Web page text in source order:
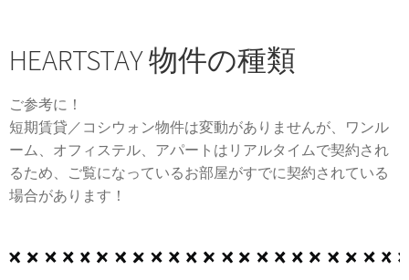
HEARTSTAY 物件の種類
ご参考に！
短期賃貸／コシウォン物件は変動がありませんが、ワンル
ーム、オフィステル、アパートはリアルタイムで契約され
るため、ご覧になっているお部屋がすでに契約されている
場合があります！